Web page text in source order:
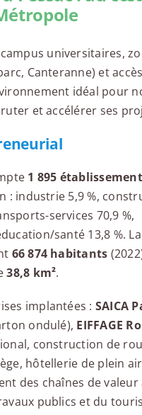
universitaires,
Canteranne) et
idéal pour
et accélérer ses
1 895
: industrie 5,9 %,
services 70,9 %,
santé 13,8 %. La
66 874 habitants
38,8 km².
implantées : SAICA
ondulé), EIFFAGE
construction de
hôtellerie de plein
des chaînes de
publics et du